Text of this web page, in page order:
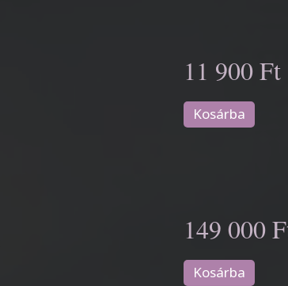
11 900 Ft
Kosárba
149 000
Kosárba